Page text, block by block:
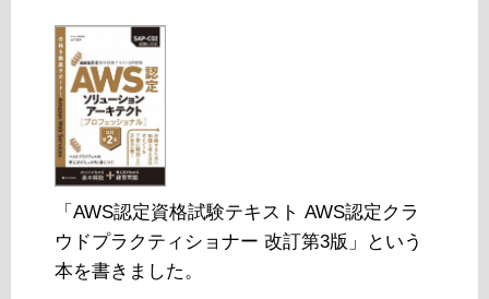
「AWS認定資格試験テキスト AWS認定クラ
ウドプラクティショナー 改訂第3版」という
本を書きました。